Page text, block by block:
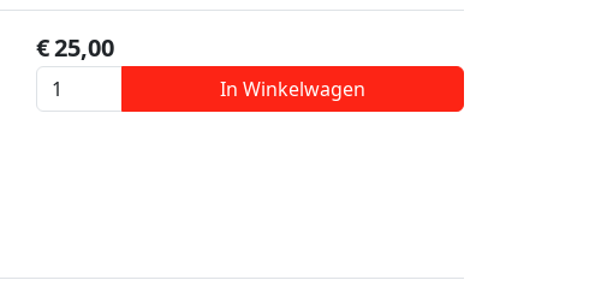
€25,00
In Winkelwagen